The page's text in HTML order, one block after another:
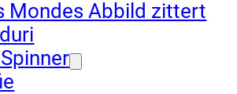
Mondes Abbild zittert